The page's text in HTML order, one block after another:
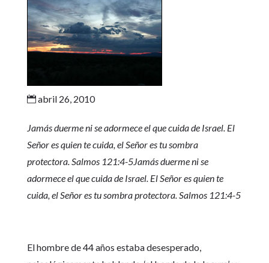
abril 26, 2010
Jamás duerme ni se adormece el que cuida de Israel. El
Señor es quien te cuida, el Señor es tu sombra
protectora. Salmos 121:4-5Jamás duerme ni se
adormece el que cuida de Israel. El Señor es quien te
cuida, el Señor es tu sombra protectora. Salmos 121:4-5
El hombre de 44 años estaba desesperado,